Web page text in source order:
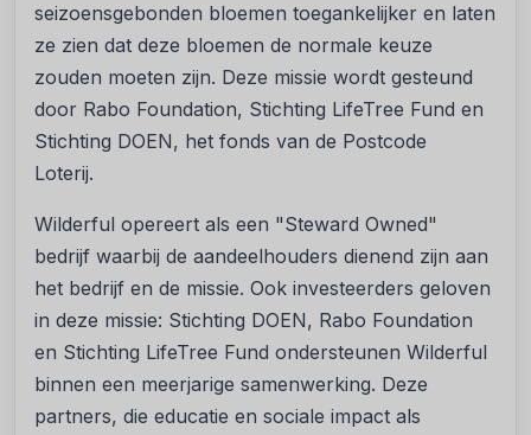
seizoensgebonden bloemen toegankelijker en laten
ze zien dat deze bloemen de normale keuze
zouden moeten zijn. Deze missie wordt gesteund
door Rabo Foundation, Stichting LifeTree Fund en
Stichting DOEN, het fonds van de Postcode
Loterij.
Wilderful opereert als een "Steward Owned"
bedrijf waarbij de aandeelhouders dienend zijn aan
het bedrijf en de missie. Ook investeerders geloven
in deze missie: Stichting DOEN, Rabo Foundation
en Stichting LifeTree Fund ondersteunen Wilderful
binnen een meerjarige samenwerking. Deze
partners, die educatie en sociale impact als